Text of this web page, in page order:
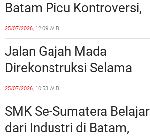
Batam Picu Kontroversi,
Dinilai Bermuatan Sensual
25/07/2026, 12:09 WIB
Jalan Gajah Mada
Direkonstruksi Selama
Empat Minggu, Ini Skema
Rekayasa Lalu Lintasnya
25/07/2026, 10:53 WIB
SMK Se-Sumatera Belajar
dari Industri di Batam,